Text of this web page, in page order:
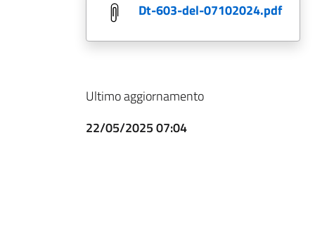
dt-603-del-07102024.pdf
Ultimo aggiornamento
22/05/2025 07:04